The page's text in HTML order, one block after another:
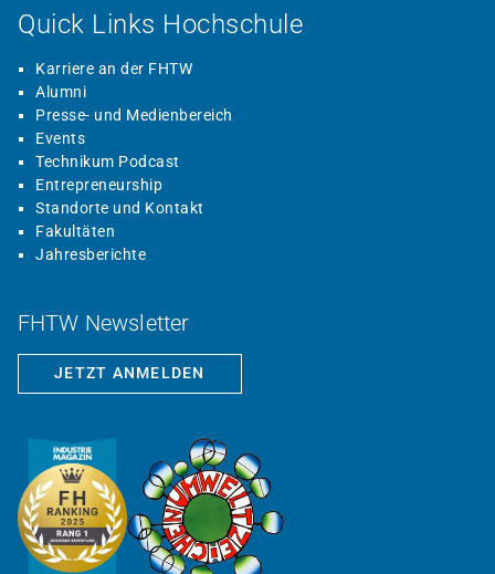
Quick Links Hochschule
Karriere an der FHTW
Alumni
Presse- und Medienbereich
Events
Technikum Podcast
Entrepreneurship
Standorte und Kontakt
Fakultäten
Jahresberichte
FHTW Newsletter
JETZT ANMELDEN